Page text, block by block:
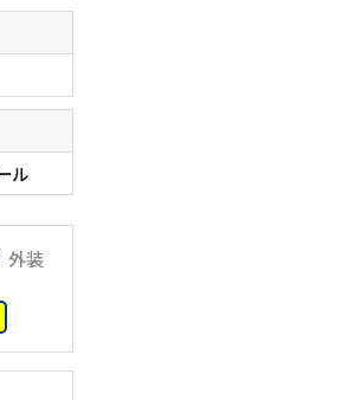
しい車が、きっと見つかりま
せ。 ■□■□■
ル
外装